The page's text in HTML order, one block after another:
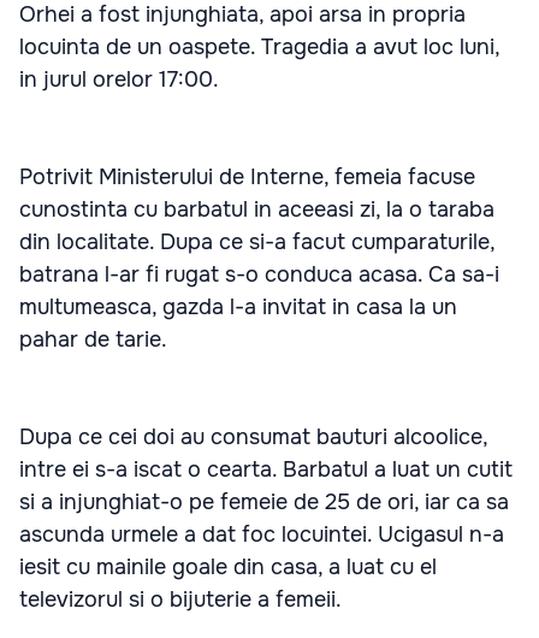
Orhei a fost injunghiata, apoi arsa in propria
locuinta de un oaspete. Tragedia a avut loc luni,
in jurul orelor 17:00.
Potrivit Ministerului de Interne, femeia facuse
cunostinta cu barbatul in aceeasi zi, la o taraba
din localitate. Dupa ce si-a facut cumparaturile,
batrana l-ar fi rugat s-o conduca acasa. Ca sa-i
multumeasca, gazda l-a invitat in casa la un
pahar de tarie.
Dupa ce cei doi au consumat bauturi alcoolice,
intre ei s-a iscat o cearta. Barbatul a luat un cutit
si a injunghiat-o pe femeie de 25 de ori, iar ca sa
ascunda urmele a dat foc locuintei. Ucigasul n-a
iesit cu mainile goale din casa, a luat cu el
televizorul si o bijuterie a femeii.